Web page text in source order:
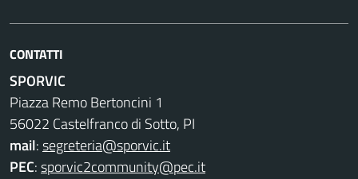
CONTATTI
SPORVIC
Piazza Remo Bertoncini 1
56022 Castelfranco di Sotto, PI
mail:segreteria@sporvic.it
PEC:sporvic2community@pec.it